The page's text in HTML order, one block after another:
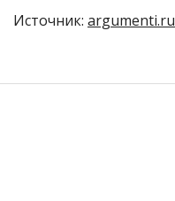
Источник: argumenti.ru